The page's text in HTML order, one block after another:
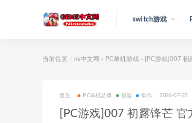
switch游戏
当前位置： ns中文网 > PC单机游戏 > [PC游戏]007 初
逍遥 PC单机游戏 冒险 动作 2026-07-25
[PC游戏]007 初露锋芒